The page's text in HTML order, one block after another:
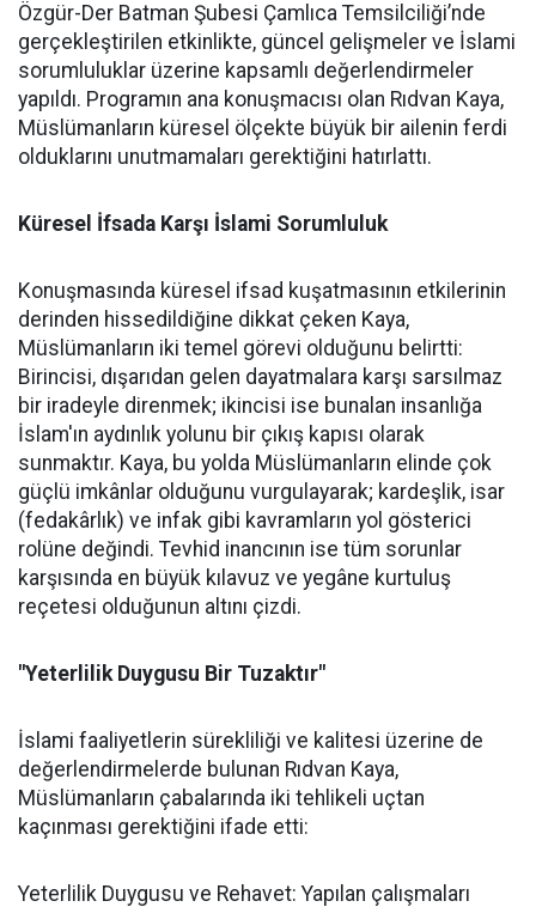
Özgür-Der Batman Şubesi Çamlıca Temsilciliği’nde
gerçekleştirilen etkinlikte, güncel gelişmeler ve İslami
sorumluluklar üzerine kapsamlı değerlendirmeler
yapıldı. Programın ana konuşmacısı olan Rıdvan Kaya,
Müslümanların küresel ölçekte büyük bir ailenin ferdi
olduklarını unutmamaları gerektiğini hatırlattı.
Küresel İfsada Karşı İslami Sorumluluk
Konuşmasında küresel ifsad kuşatmasının etkilerinin
derinden hissedildiğine dikkat çeken Kaya,
Müslümanların iki temel görevi olduğunu belirtti:
Birincisi, dışarıdan gelen dayatmalara karşı sarsılmaz
bir iradeyle direnmek; ikincisi ise bunalan insanlığa
İslam'ın aydınlık yolunu bir çıkış kapısı olarak
sunmaktır. Kaya, bu yolda Müslümanların elinde çok
güçlü imkânlar olduğunu vurgulayarak; kardeşlik, isar
(fedakârlık) ve infak gibi kavramların yol gösterici
rolüne değindi. Tevhid inancının ise tüm sorunlar
karşısında en büyük kılavuz ve yegâne kurtuluş
reçetesi olduğunun altını çizdi.
"Yeterlilik Duygusu Bir Tuzaktır"
İslami faaliyetlerin sürekliliği ve kalitesi üzerine de
değerlendirmelerde bulunan Rıdvan Kaya,
Müslümanların çabalarında iki tehlikeli uçtan
kaçınması gerektiğini ifade etti:
Yeterlilik Duygusu ve Rehavet: Yapılan çalışmaları